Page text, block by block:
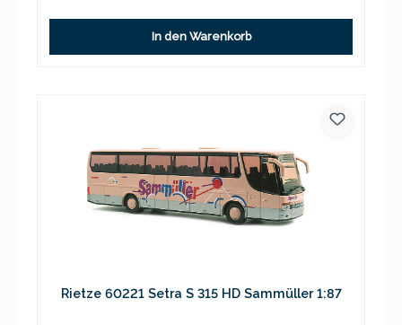
In den Warenkorb
Rietze 60221 Setra S 315 HD Sammüller 1:87